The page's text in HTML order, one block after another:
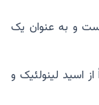
و به عنوان یک
که اکثراً از اسید لینولئیک و